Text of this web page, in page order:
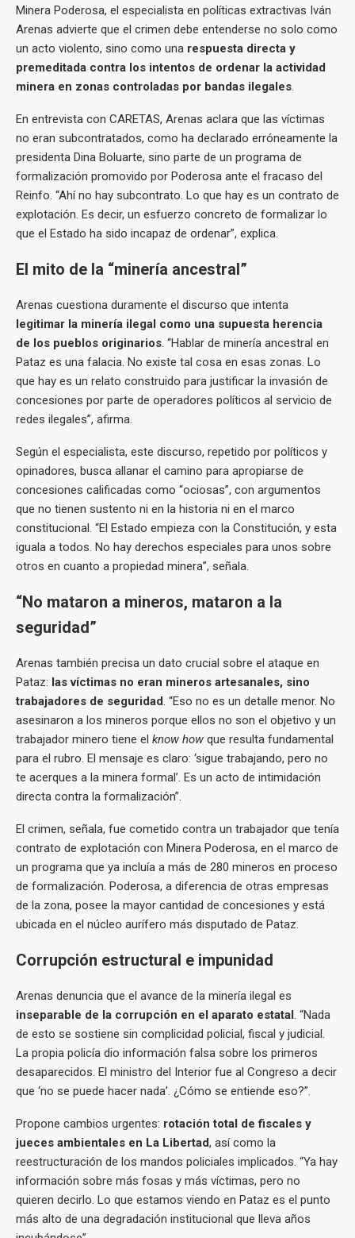
Minera Poderosa, el especialista en políticas extractivas Iván
Arenas advierte que el crimen debe entenderse no solo como
un acto violento, sino como una respuesta directa y
premeditada contra los intentos de ordenar la actividad
minera en zonas controladas por bandas ilegales.
En entrevista con CARETAS, Arenas aclara que las víctimas
no eran subcontratados, como ha declarado erróneamente la
presidenta Dina Boluarte, sino parte de un programa de
formalización promovido por Poderosa ante el fracaso del
Reinfo. “Ahí no hay subcontrato. Lo que hay es un contrato de
explotación. Es decir, un esfuerzo concreto de formalizar lo
que el Estado ha sido incapaz de ordenar”, explica.
El mito de la “minería ancestral”
Arenas cuestiona duramente el discurso que intenta
legitimar la minería ilegal como una supuesta herencia
de los pueblos originarios. “Hablar de minería ancestral en
Pataz es una falacia. No existe tal cosa en esas zonas. Lo
que hay es un relato construido para justificar la invasión de
concesiones por parte de operadores políticos al servicio de
redes ilegales”, afirma.
Según el especialista, este discurso, repetido por políticos y
opinadores, busca allanar el camino para apropiarse de
concesiones calificadas como “ociosas”, con argumentos
que no tienen sustento ni en la historia ni en el marco
constitucional. “El Estado empieza con la Constitución, y esta
iguala a todos. No hay derechos especiales para unos sobre
otros en cuanto a propiedad minera”, señala.
“No mataron a mineros, mataron a la
seguridad”
Arenas también precisa un dato crucial sobre el ataque en
Pataz: las víctimas no eran mineros artesanales, sino
trabajadores de seguridad. “Eso no es un detalle menor. No
asesinaron a los mineros porque ellos no son el objetivo y un
trabajador minero tiene el know how que resulta fundamental
para el rubro. El mensaje es claro: ‘sigue trabajando, pero no
te acerques a la minera formal’. Es un acto de intimidación
directa contra la formalización”.
El crimen, señala, fue cometido contra un trabajador que tenía
contrato de explotación con Minera Poderosa, en el marco de
un programa que ya incluía a más de 280 mineros en proceso
de formalización. Poderosa, a diferencia de otras empresas
de la zona, posee la mayor cantidad de concesiones y está
ubicada en el núcleo aurífero más disputado de Pataz.
Corrupción estructural e impunidad
Arenas denuncia que el avance de la minería ilegal es
inseparable de la corrupción en el aparato estatal . “Nada
de esto se sostiene sin complicidad policial, fiscal y judicial.
La propia policía dio información falsa sobre los primeros
desaparecidos. El ministro del Interior fue al Congreso a decir
que ‘no se puede hacer nada’. ¿Cómo se entiende eso?”.
Propone cambios urgentes: rotación total de fiscales y
jueces ambientales en La Libertad, así como la
reestructuración de los mandos policiales implicados. “Ya hay
información sobre más fosas y más víctimas, pero no
quieren decirlo. Lo que estamos viendo en Pataz es el punto
más alto de una degradación institucional que lleva años